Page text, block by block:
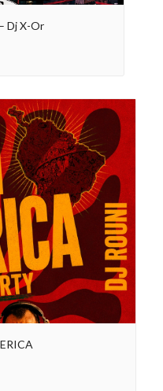
Dj X-Or